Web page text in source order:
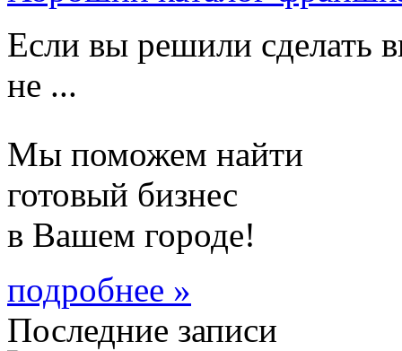
Если вы решили сделать
не ...
Мы поможем найти
готовый бизнес
в Вашем городе!
подробнее »
Последние записи